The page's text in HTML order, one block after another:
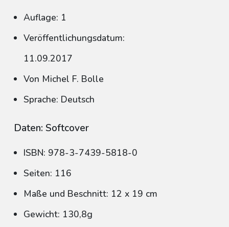
Auflage: 1
Veröffentlichungsdatum:
11.09.2017
Von Michel F. Bolle
Sprache: Deutsch
Daten: Softcover
ISBN: 978-3-7439-5818-0
Seiten: 116
Maße und Beschnitt: 12 x 19 cm
Gewicht: 130,8g